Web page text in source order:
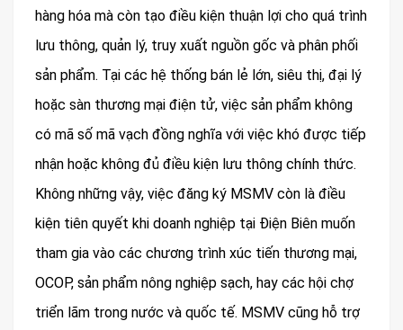
hàng hóa mà còn tạo điều kiện thuận lợi cho quá trình
lưu thông, quản lý, truy xuất nguồn gốc và phân phối
sản phẩm. Tại các hệ thống bán lẻ lớn, siêu thị, đại lý
hoặc sàn thương mại điện tử, việc sản phẩm không
có mã số mã vạch đồng nghĩa với việc khó được tiếp
nhận hoặc không đủ điều kiện lưu thông chính thức.
Không những vậy, việc đăng ký MSMV còn là điều
kiện tiên quyết khi doanh nghiệp tại Điện Biên muốn
tham gia vào các chương trình xúc tiến thương mại,
OCOP, sản phẩm nông nghiệp sạch, hay các hội chợ
triển lãm trong nước và quốc tế. MSMV cũng hỗ trợ